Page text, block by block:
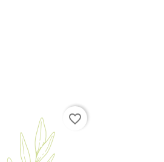
favorite_border